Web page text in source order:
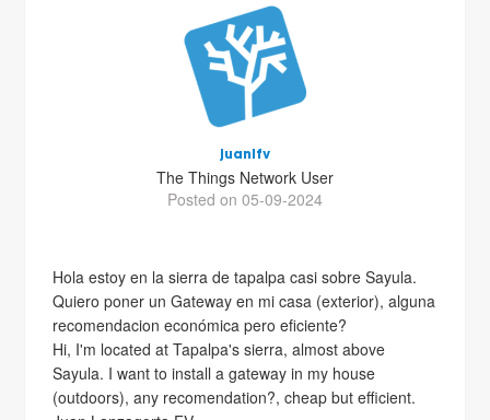
juanlfv
The Things Network User
Posted on 05-09-2024
Hola estoy en la sierra de tapalpa casi sobre Sayula.
Quiero poner un Gateway en mi casa (exterior), alguna
recomendacion económica pero eficiente?
Hi, I'm located at Tapalpa's sierra, almost above
Sayula. I want to install a gateway in my house
(outdoors), any recomendation?, cheap but efficient.